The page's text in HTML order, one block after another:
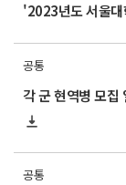
'2023년도 서울대
공통
각 군 현역병 모
공통